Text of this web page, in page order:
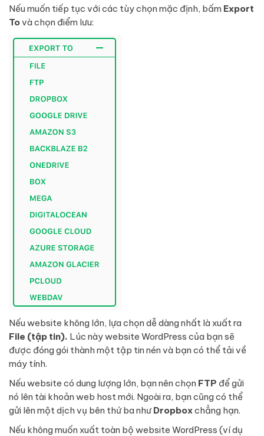
Nếu muốn tiếp tục với các tùy chọn mặc định, bấm Export
Tovà chọn điểm lưu:
Nếu website không lớn, lựa chọn dễ dàng nhất là xuất ra
File (tập tin). Lúc này website WordPress của bạn sẽ
được đóng gói thành một tập tin nén và bạn có thể tải về
máy tính.
Nếu website có dung lượng lớn, bạn nên chọn FTP để gửi
nó lên tài khoản web host mới. Ngoài ra, bạn cũng có thể
gửi lên một dịch vụ bên thứ ba như Dropboxchẳng hạn.
Nếu không muốn xuất toàn bộ website WordPress (ví dụ